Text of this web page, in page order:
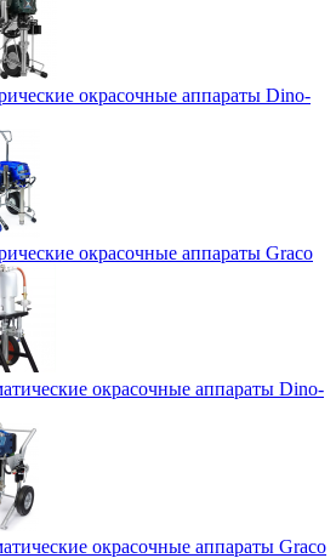
окрасочные аппараты Dino-
окрасочные аппараты Graco
окрасочные аппараты Dino-
окрасочные аппараты Graco